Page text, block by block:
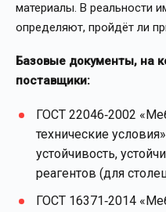
материалы. В реальности
определяют, пройдёт ли
Базовые документы, на
поставщики:
ГОСТ 22046‑2002
технические
устойчивость,
реагентов (для
ГОСТ 16371‑2014